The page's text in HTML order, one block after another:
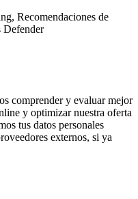
Recomendaciones de
Defender
comprender y evaluar mejor
y optimizar nuestra oferta
tus datos personales
externos, si ya